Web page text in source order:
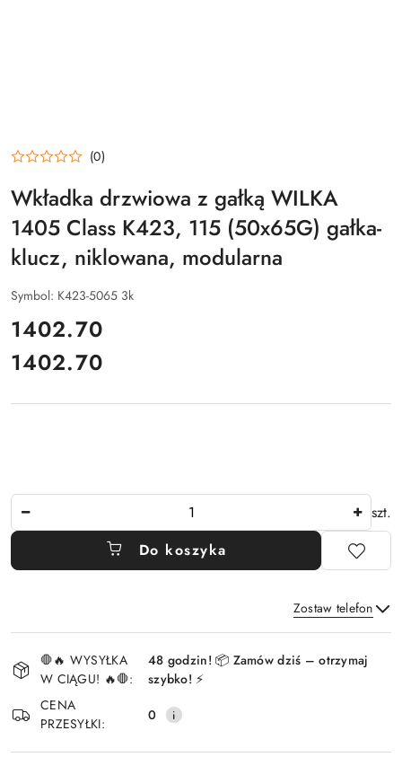
(0)
Wkładka drzwiowa z gałką WILKA
1405 Class K423, 115 (50x65G) gałka-
klucz, niklowana, modularna
Symbol: K423-5065 3k
cena:
1402.70
Cena:
1402.70
szt.
Do koszyka
Zostaw telefon
Wyślij
i
dostawa
🛑🔥 WYSYŁKA
W CIĄGU! 🔥🛑:
48 godzin! 📦 Zamów dziś – otrzymaj
szybko! ⚡
CENA
PRZESYŁKI:
0